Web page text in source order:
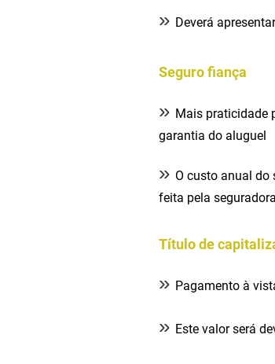
» Deverá
Seguro fiança
» Mais praticidade
garantia do aluguel
» O custo anual do
feita pela seguradora
Título de
» Pagamento à
» Este valor será